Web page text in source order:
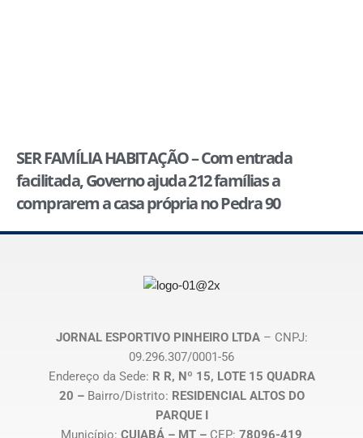
SER FAMÍLIA HABITAÇÃO – Com entrada
facilitada, Governo ajuda 212 famílias a
comprarem a casa própria no Pedra 90
JORNAL ESPORTIVO PINHEIRO LTDA– CNPJ:
09.296.307/0001-56
Endereço da Sede: R R, Nº 15, LOTE 15 QUADRA
20 – Bairro/Distrito: RESIDENCIAL ALTOS DO
PARQUE I
Município: CUIABÁ – MT – CEP: 78096-419